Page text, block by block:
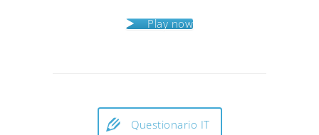
Play now
Questionario IT